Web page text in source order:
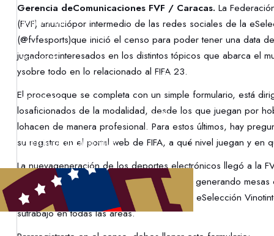
NORMATIVAS
CONTACTO
DENUNCIAS
PROTECCIÓN DE LA INFANCIA
Gerencia deComunicaciones FVF / Caracas. La
(FVF) anunciópor intermedio de las redes sociales de la
(@fvfesports)que inició el censo para poder tener una data
jugadoresinteresados en los distintos tópicos que abarca el
ysobre todo en lo relacionado al FIFA 23.
El procesoque se completa con un simple formulario, está
losaficionados de la modalidad, desde los que juegan por
lohacen de manera profesional. Para estos últimos, hay
su registro en el portal web de FIFA, a qué nivel juegan y en
La nuevageneración de los deportes electrónicos llegó a la
2022, yla idea con esta iniciativa es seguir generando mesas
planificandonuevos proyectos para nuestra eSelección
sutrabajo en todas las áreas.